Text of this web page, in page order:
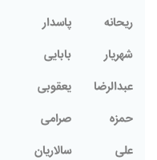
ریحانه
پاسدار
شهریار
بابایی
عبدالرضا
یعقوبی
حمزه
صرامی
علی
سالاریان